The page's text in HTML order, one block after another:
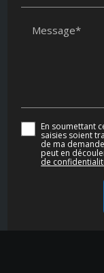
Message*
En soumettant
saisies soient
de ma
peut en
de